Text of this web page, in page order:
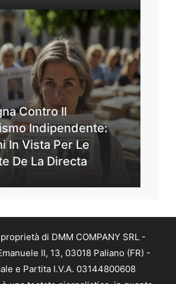
Contro Il
Indipendente:
In Vista Per Le
De La Directa
di DMM COMPANY SRL -
II, 13, 03018 Paliano (FR) -
e Partita I.V.A. 03144800608